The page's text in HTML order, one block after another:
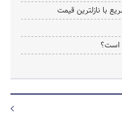
با نازلترین قیمت
است؟